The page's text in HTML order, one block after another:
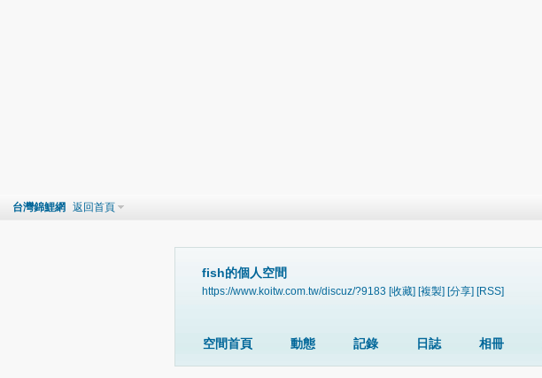
台灣錦鯉網 返回首頁
fish的個人空間
https://www.koitw.com.tw/discuz/?9183 [收藏] [複製] [分享] [RSS]
空間首頁 動態 記錄 日誌 相冊